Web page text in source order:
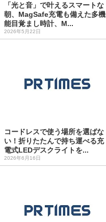
「光と音」で叶えるスマートな
朝、MagSafe充電も備えた多機
能目覚まし時計、M...
2026年5月22日
コードレスで使う場所を選ばな
い！折りたたんで持ち運べる充
電式LEDデスクライトを...
2026年6月16日